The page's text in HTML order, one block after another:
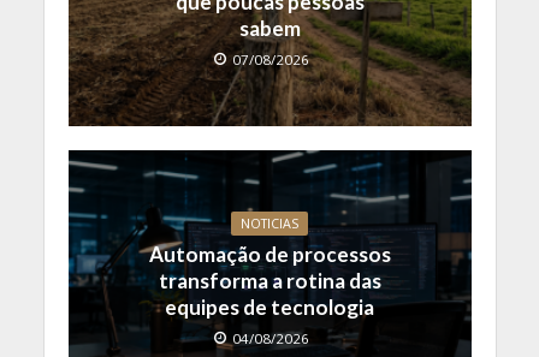
sabem
07/08/2026
NOTICIAS
Automação de processos
transforma a rotina das
equipes de tecnologia
04/08/2026